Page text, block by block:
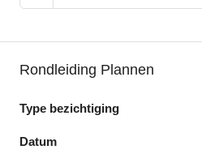
Rondleiding Plannen
Type bezichtiging
Datum